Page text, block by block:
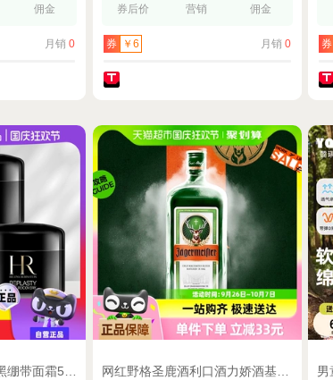
佣金
月销 0
券后价 营销 佣金
券 ￥6 月销 0 券
网红野格圣鹿酒利口酒力娇酒基酒特调酒德国原瓶进口500ml×1瓶